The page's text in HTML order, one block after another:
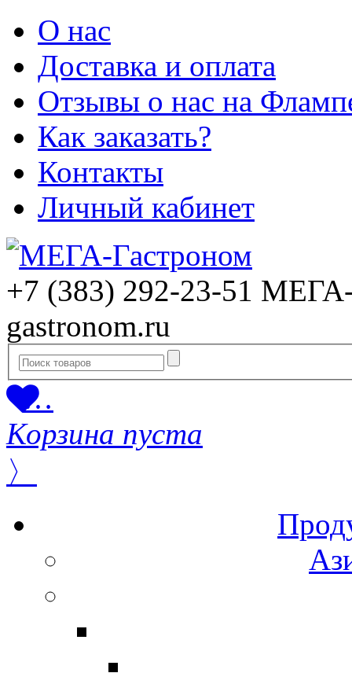
О нас
Доставка и оплата
Отзывы о нас на
Как заказать?
Контакты
Личный кабинет
+7 (383) 292-23-51 МЕГА-
gastronom.ru
…
Корзина пуста
〉